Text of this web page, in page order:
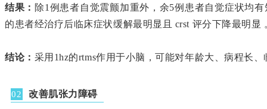
结果： 除1例患者自觉震颤加重外，余5例患者自觉症状均
的患者经治疗后临床症状缓解最明显且 crst 评分下降最明显
结论： 采用1hz的rtms作用于小脑，可能对年龄大、病程长
02 改善肌张力障碍